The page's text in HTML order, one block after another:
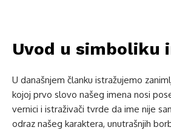
Uvod u simboliku
U današnjem članku istražujemo
kojoj prvo slovo našeg imena nosi
vernici i istraživači tvrde da ime nije
odraz našeg karaktera, unutrašnjih